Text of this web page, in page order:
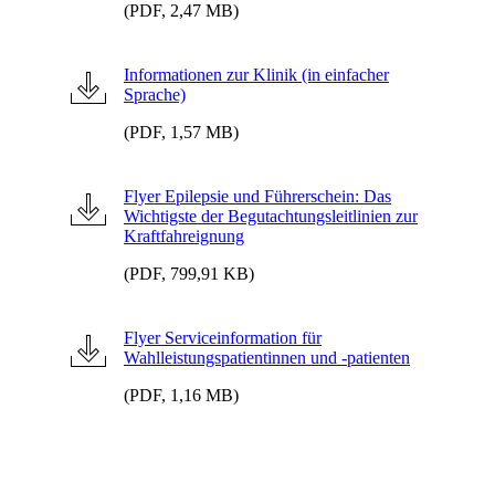
(PDF, 2,47 MB)
Informationen zur Klinik (in einfacher
Sprache)
(PDF, 1,57 MB)
Flyer Epilepsie und Führerschein: Das
Wichtigste der Begutachtungsleitlinien zur
Kraftfahreignung
(PDF, 799,91 KB)
Flyer Serviceinformation für
Wahlleistungspatientinnen und -patienten
(PDF, 1,16 MB)